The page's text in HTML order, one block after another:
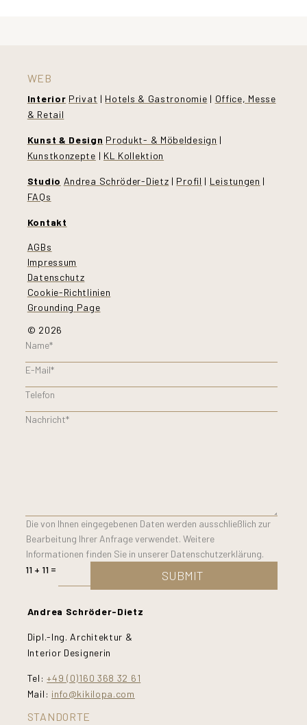
WEB
Interior Privat | Hotels & Gastronomie | Office, Messe
& Retail
Kunst & Design Produkt- & Möbeldesign |
Kunstkonzepte | KL Kollektion
Studio Andrea Schröder-Dietz | Profil | Leistungen |
FAQs
Kontakt
AGBs
Impressum
Datenschutz
Cookie-Richtlinien
Grounding Page
© 2026
Die von Ihnen eingegebenen Daten werden ausschließlich zur
Bearbeitung Ihrer Anfrage verwendet. Weitere
Informationen finden Sie in unserer Datenschutzerklärung.
11 + 11 = SUBMIT
Andrea Schröder-Dietz
Dipl.-Ing. Architektur &
Interior Designerin
Tel:+49 (0)160 368 32 61
Mail: info@kikilopa.com
STANDORTE